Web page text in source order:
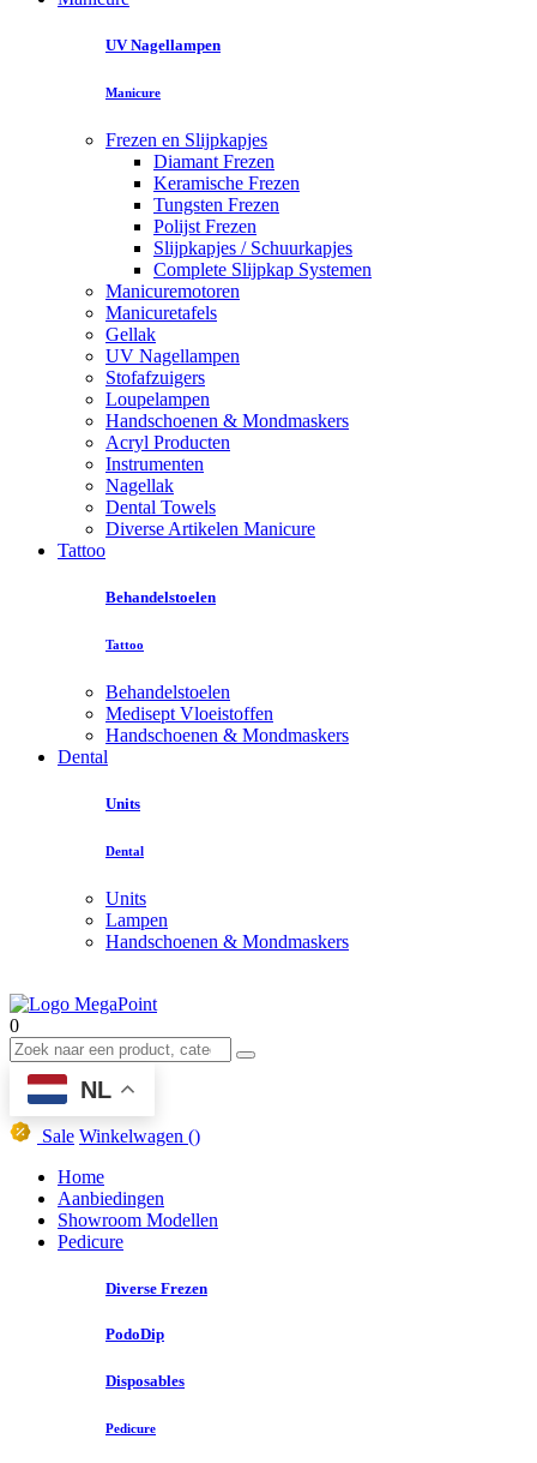
UV Nagellampen
Manicure
Frezen en Slijpkapjes
Diamant Frezen
Keramische Frezen
Tungsten Frezen
Polijst Frezen
Slijpkapjes / Schuurkapjes
Complete Slijpkap Systemen
Manicuremotoren
Manicuretafels
Gellak
UV Nagellampen
Stofafzuigers
Loupelampen
Handschoenen & Mondmaskers
Acryl Producten
Instrumenten
Nagellak
Dental Towels
Diverse Artikelen Manicure
Tattoo
Behandelstoelen
Tattoo
Behandelstoelen
Medisept Vloeistoffen
Handschoenen & Mondmaskers
Dental
Units
Dental
Units
Lampen
Handschoenen & Mondmaskers
0
NL
Sale Winkelwagen ()
Home
Aanbiedingen
Showroom Modellen
Pedicure
Diverse Frezen
PodoDip
Disposables
Pedicure